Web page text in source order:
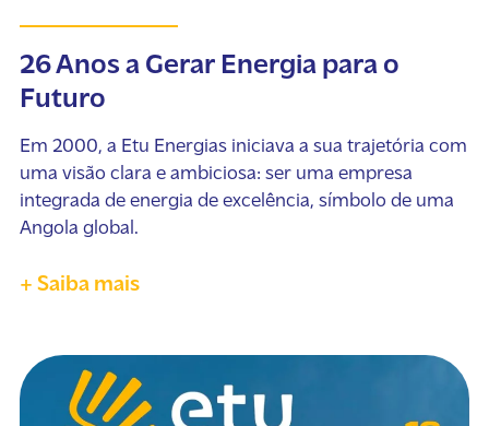
26 Anos a Gerar Energia para o
Futuro
Em 2000, a Etu Energias iniciava a sua trajetória com
uma visão clara e ambiciosa: ser uma empresa
integrada de energia de excelência, símbolo de uma
Angola global.
+ Saiba mais